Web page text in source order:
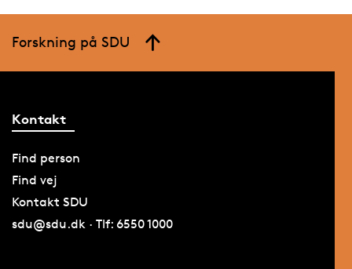
Forskning på SDU
Kontakt
Find person
Find vej
Kontakt SDU
sdu@sdu.dk · Tlf: 6550 1000